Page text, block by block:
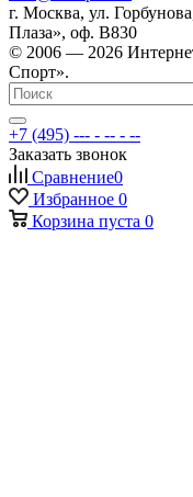
г. Москва, ул.
Плаза», оф. В830
© 2006 — 2026
Спорт».
+7 (495) --- - -- - --
Заказать звонок
Сравнение0
Избранное 0
Корзина пуста 0